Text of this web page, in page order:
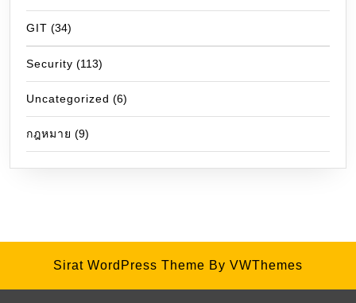
GIT (34)
Security (113)
Uncategorized (6)
กฎหมาย (9)
Sirat WordPress Theme By VWThemes